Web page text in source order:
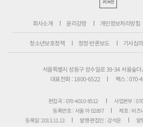
PC버전
회사소개 윤리강령 개인정보처리방침
청소년보호정책 정정·반론보도 기사심
서울특별시 성동구 성수일로 39-34 서울숲
대표전화 : 1800-6522
팩스 : 070-
편집국 : 070-4010-8512
사업본부 :
등록번호 : 서울 아 02897
제호 : 비즈
등록일: 2013.11.13
발행·편집인 : 강석운
발